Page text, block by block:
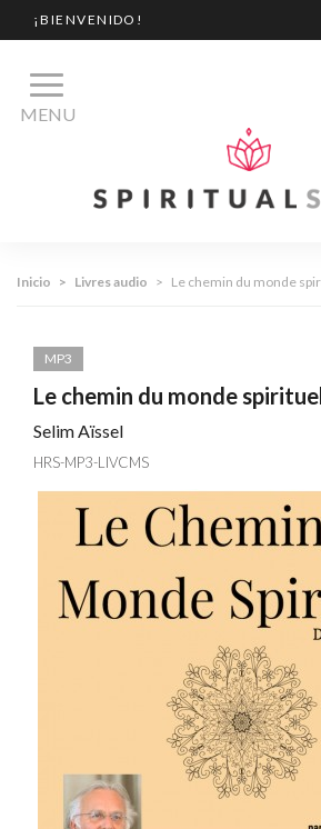
¡BIENVENIDO!
MENU
Inicio > Livres audio > Le chemin du monde
MP3
Le chemin du monde
Selim Aïssel
HRS-MP3-LIVCMS